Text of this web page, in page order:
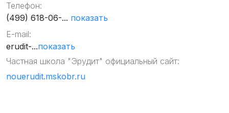
Телефон:
(499) 618-06-... показать
E-mail:
erudit-...показать
Частная школа "Эрудит" официальный сайт:
nouerudit.mskobr.ru